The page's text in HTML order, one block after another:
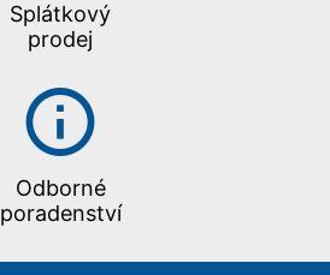
Splátkový
prodej
Odborné
poradenství